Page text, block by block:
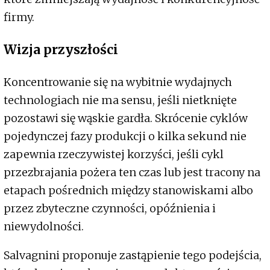
firmy.
Wizja przyszłości
Koncentrowanie się na wybitnie wydajnych
technologiach nie ma sensu, jeśli nietknięte
pozostawi się wąskie gardła. Skrócenie cyklów
pojedynczej fazy produkcji o kilka sekund nie
zapewnia rzeczywistej korzyści, jeśli cykl
przezbrajania pożera ten czas lub jest tracony na
etapach pośrednich między stanowiskami albo
przez zbyteczne czynności, opóźnienia i
niewydolności.
Salvagnini proponuje zastąpienie tego podejścia,